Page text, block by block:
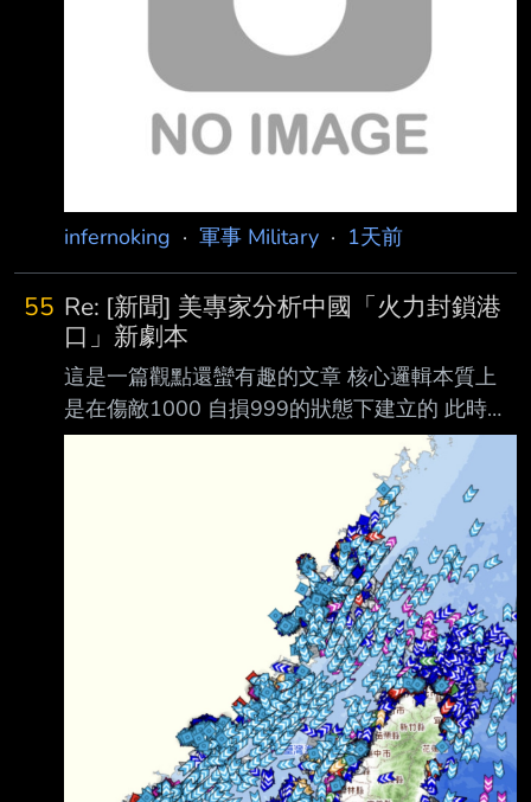
關官方機構的最新規定，並向願意承辦的店家確
認。 本人不是律師，也不是槍械方面的專業人
士，本文不構成法律意見或購槍建議，僅整理我
查到的資料與親身經歷。雖然發文前已盡量查
證，但仍可能因理解錯誤、法規更新或不
infernoking · 軍事 Military · 1天前
55 Re: [新聞] 美專家分析中國「火力封鎖港
口」新劇本
這是一篇觀點還蠻有趣的文章 核心邏輯本質上
是在傷敵1000 自損999的狀態下建立的 此時此
刻在台灣周邊海域的船隻有這麼多
https://i.imgur.com/rddjap7.jpeg 臺灣海域船舶
https://mpbais.motcmpb.gov.tw/aismpb/default.
aspx 北上往日韓 南下往東南亞的更多 如果中國
真的動用海軍空軍攔截或甚至擊沉在台海的商船
會促使台灣方面動用反艦飛彈進行反擊 兩岸會
立即爆發全面戰爭 中國的港口也會遭到打擊 若
中國試圖用海警船進行執法